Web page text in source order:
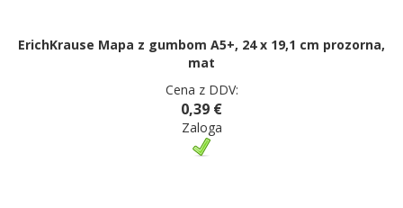
ErichKrause Mapa z gumbom A5+, 24 x 19,1 cm prozorna,
mat
Cena z DDV:
0,39 €
Zaloga